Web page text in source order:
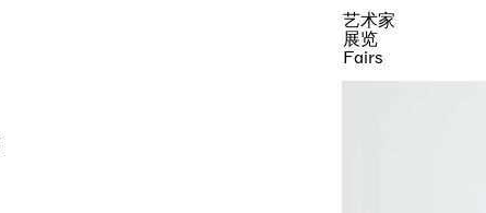
艺术家
展览
Fairs